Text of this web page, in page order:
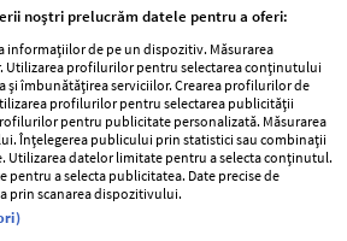
femei
Viva
Avantaje
Retete practice
Decizia ONJN nr. 821/25.09.2025.
sunt interzise minorilor.
noștri prelucrăm datele pentru a oferi:
informațiilor de pe un dispozitiv. Măsurarea
Utilizarea profilurilor pentru selectarea conținutului
și îmbunătățirea serviciilor. Crearea profilurilor de
profilurilor pentru selectarea publicității
pentru publicitate personalizată. Măsurarea
Înțelegerea publicului prin statistici sau combinații
Utilizarea datelor limitate pentru a selecta conținutul.
pentru a selecta publicitatea. Date precise de
prin scanarea dispozitivului.